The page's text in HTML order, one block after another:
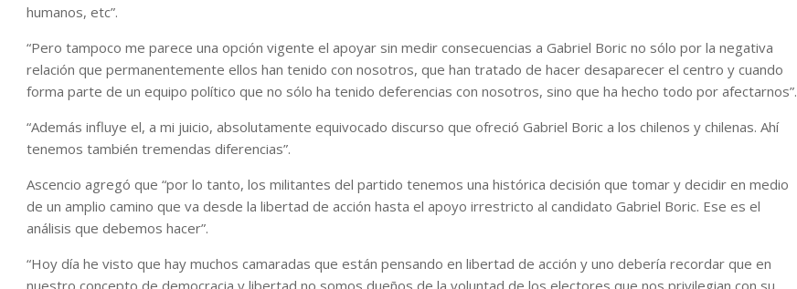
humanos, etc”.
“Pero tampoco me parece una opción vigente el apoyar sin medir consecuencias a Gabriel Boric no sólo por la negativa
relación que permanentemente ellos han tenido con nosotros, que han tratado de hacer desaparecer el centro y cuando
forma parte de un equipo político que no sólo ha tenido deferencias con nosotros, sino que ha hecho todo por afectarnos”.
“Además influye el, a mi juicio, absolutamente equivocado discurso que ofreció Gabriel Boric a los chilenos y chilenas. Ahí
tenemos también tremendas diferencias”.
Ascencio agregó que “por lo tanto, los militantes del partido tenemos una histórica decisión que tomar y decidir en medio
de un amplio camino que va desde la libertad de acción hasta el apoyo irrestricto al candidato Gabriel Boric. Ese es el
análisis que debemos hacer”.
“Hoy día he visto que hay muchos camaradas que están pensando en libertad de acción y uno debería recordar que en
nuestro concepto de democracia y libertad no somos dueños de la voluntad de los electores que nos privilegian con su